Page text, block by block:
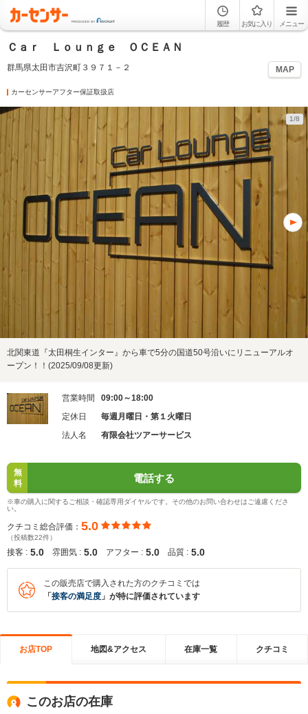
履歴 お気に入り メニュー
Ｃａｒ Ｌｏｕｎｇｅ ＯＣＥＡＮ
群馬県太田市吉沢町３９７１－２ MAP
カーセンサーアフター保証取扱店
1/8
北関東道『太田桐生インター』から車で5分の国道50号沿いにリニューアルオ
ープン！！(2025/09/08更新)
営業時間
09:00～18:00
定休日
毎週月曜日・第１火曜日
法人名
有限会社ツアーサービス
無
料
電話する
※車の購入に関するご相談・確認専用ダイヤルです。その他のお問い合わせはご遠慮くださ
い。
クチコミ総合評価： 5.0
（投稿数22件）
接客 : 5.0 雰囲気 : 5.0 アフター : 5.0 品質 : 5.0
この販売店で購入された方のクチコミでは
「 接客の満足度 」が特に評価されています
お店TOP 地図&アクセス 在庫一覧 クチコミ
このお店の在庫